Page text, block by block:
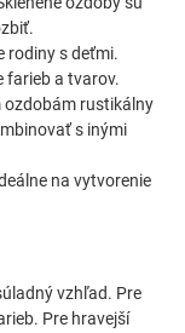
rodiny s deťmi.
farieb a tvarov.
ozdobám rustikálny
s inými
na vytvorenie
vzhľad. Pre
Pre hravejší